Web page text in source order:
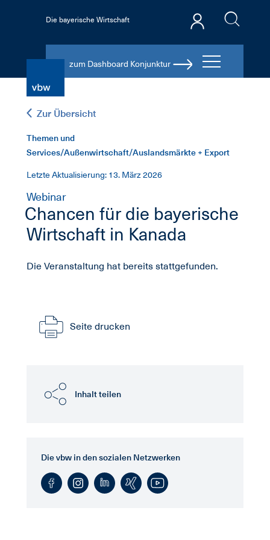
Die bayerische Wirtschaft
zum Dashboard Konjunktur
Zur Übersicht
Themen und
Services/Außenwirtschaft/Auslandsmärkte + Export
Letzte Aktualisierung: 13. März 2026
Webinar
Chancen für die bayerische
Wirtschaft in Kanada
Die Veranstaltung hat bereits stattgefunden.
Seite drucken
Inhalt teilen
Die vbw in den sozialen Netzwerken